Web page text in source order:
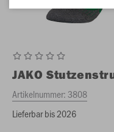
JAKO
Artikelnummer:3808
Lieferbar bis 2026